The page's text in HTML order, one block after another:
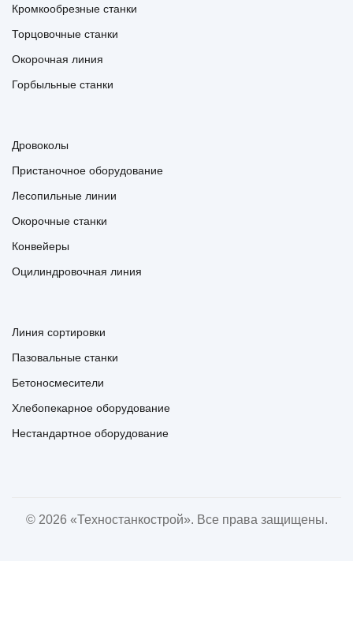
Кромкообрезные станки
Торцовочные станки
Окорочная линия
Горбыльные станки
Дровоколы
Пристаночное оборудование
Лесопильные линии
Окорочные станки
Конвейеры
Оцилиндровочная линия
Линия сортировки
Пазовальные станки
Бетоносмесители
Хлебопекарное оборудование
Нестандартное оборудование
© 2026 «Техностанкострой». Все права защищены.